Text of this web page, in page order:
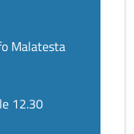
Malatesta
12.30